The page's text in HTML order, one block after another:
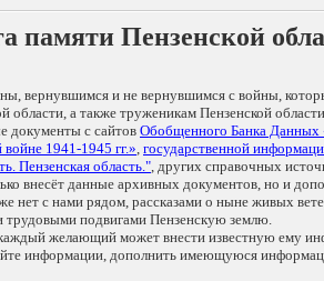
памяти Пензенской
вернувшимся и не вернувшимся с войны,
области, а также труженикам Пензенской
документы с сайтов Обобщенного Банка
1941-1945 гг.», государственной
Пензенская область.", других справочных
внесёт данные архивных документов, но и
нет с нами рядом, рассказами о ныне живых
трудовыми подвигами Пензенскую землю.
желающий может внести известную ему
информации, дополнить имеющуюся